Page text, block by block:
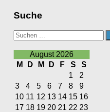
Suche
Suchen
nach:
August 2026
M
D M D F S
S
1
2
3
4 5 6 7 8
9
10 11 12 13 14 15 16
17 18 19 20 21 22 23